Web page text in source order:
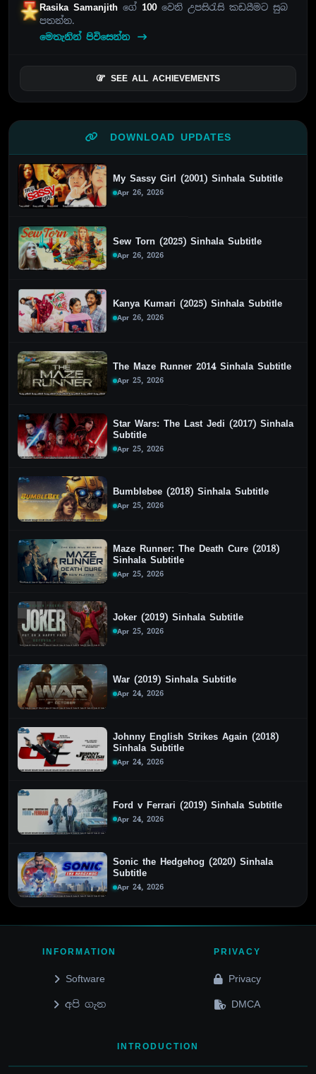
Rasika Samanjithගේ 100වෙනි උපසිරැසි කඩයීමට සුබ
පතන්න.
මෙතැනින් පිවිසෙන්න
SEE ALL ACHIEVEMENTS
DOWNLOAD UPDATES
My Sassy Girl (2001) Sinhala Subtitle
Apr 26, 2026
Sew Torn (2025) Sinhala Subtitle
Apr 26, 2026
Kanya Kumari (2025) Sinhala Subtitle
Apr 26, 2026
The Maze Runner 2014 Sinhala Subtitle
Apr 25, 2026
Star Wars: The Last Jedi (2017) Sinhala
Subtitle
Apr 25, 2026
Bumblebee (2018) Sinhala Subtitle
Apr 25, 2026
Maze Runner: The Death Cure (2018)
Sinhala Subtitle
Apr 25, 2026
Joker (2019) Sinhala Subtitle
Apr 25, 2026
War (2019) Sinhala Subtitle
Apr 24, 2026
Johnny English Strikes Again (2018)
Sinhala Subtitle
Apr 24, 2026
Ford v Ferrari (2019) Sinhala Subtitle
Apr 24, 2026
Sonic the Hedgehog (2020) Sinhala
Subtitle
Apr 24, 2026
INFORMATION
Software
අපි ගැන
PRIVACY
Privacy
DMCA
INTRODUCTION